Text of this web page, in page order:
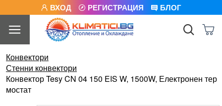
ВХОД РЕГИСТРАЦИЯ БЛОГ
Конвектори
Стенни конвектори
Конвектор Tesy CN 04 150 EIS W, 1500W, Електронен тер
мостат